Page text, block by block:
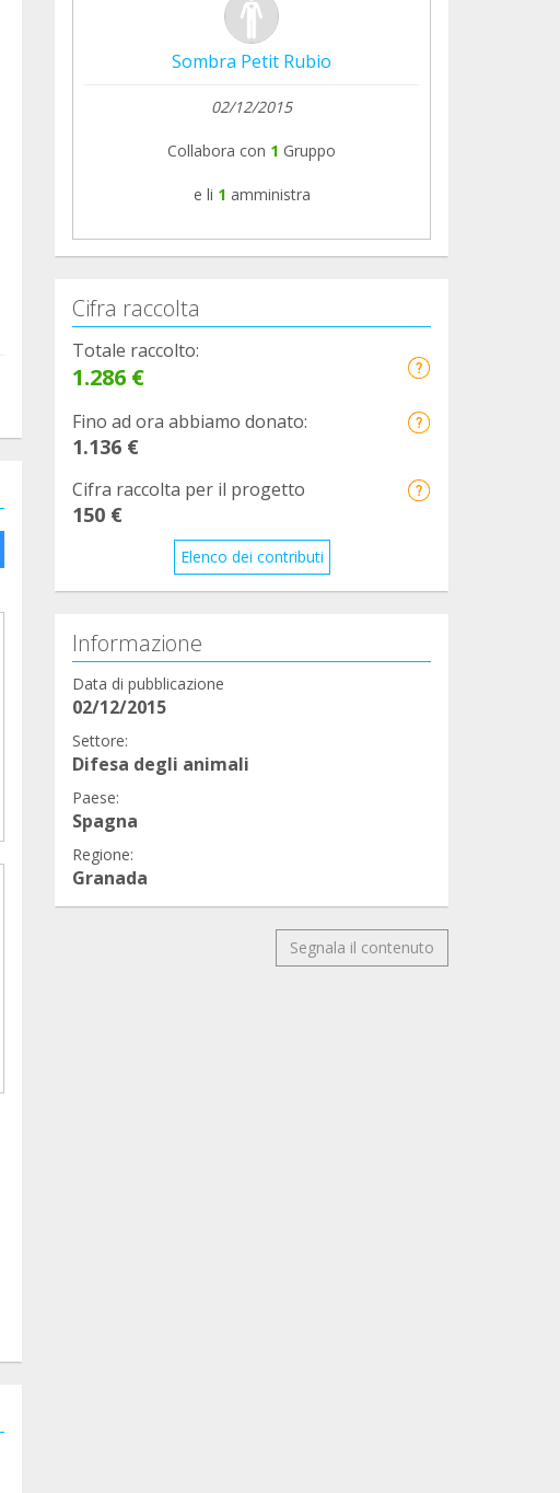
Sombra Petit Rubio
02/12/2015
Collabora con 1 Gruppo
e li 1 amministra
Cifra raccolta
Totale raccolto:
1.286 €
Fino ad ora abbiamo donato:
1.136 €
Cifra raccolta per il progetto
150 €
Elenco dei contributi
Informazione
Data di pubblicazione
02/12/2015
Settore:
Difesa degli animali
Paese:
Spagna
Regione:
Granada
Segnala il contenuto